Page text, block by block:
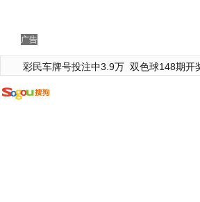
广告
彩民车牌号投注中3.9万 双色球148期开